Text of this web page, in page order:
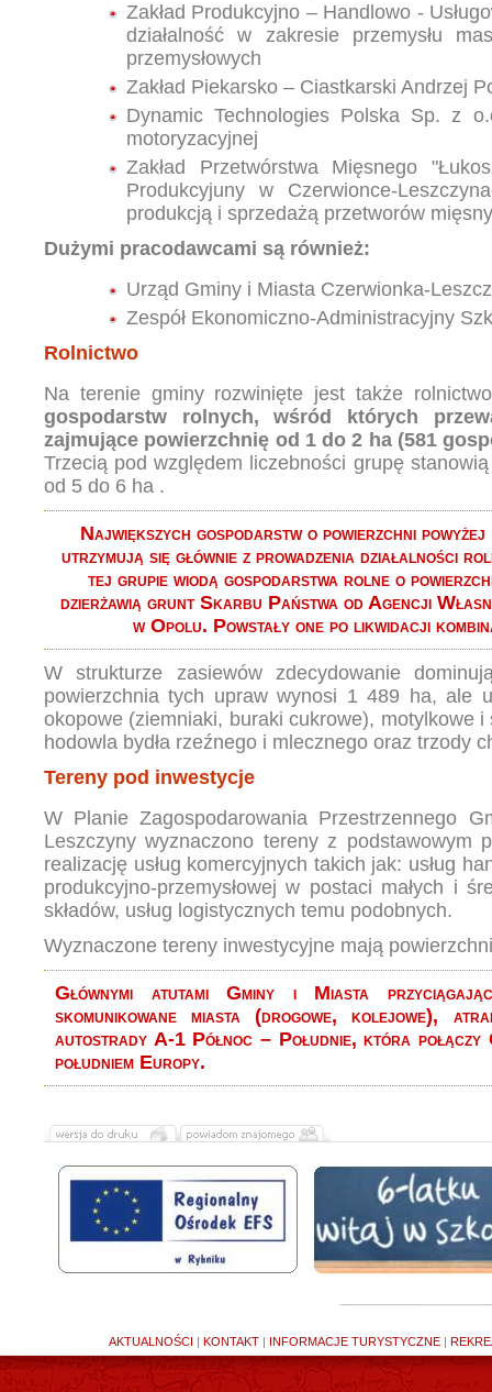
Zakład Produkcyjno – Handlowo -
działalność w zakresie przemysłu
przemysłowych
Zakład Piekarsko – Ciastkarski Andrzej
Dynamic Technologies Polska Sp. z
motoryzacyjnej
Zakład Przetwórstwa Mięsnego
Produkcyjuny w Czerwionce-
produkcją i sprzedażą przetworów
Dużymi pracodawcami są również:
Urząd Gminy i Miasta Czerwionka-
Zespół Ekonomiczno-Administracyjny
Rolnictwo
Na terenie gminy rozwinięte jest także
gospodarstw rolnych, wśród których
zajmujące powierzchnię od 1 do 2 ha (581
Trzecią pod względem liczebności grupę
od 5 do 6 ha .
Największych gospodarstw o powierzchni
utrzymują się głównie z prowadzenia działalności
tej grupie wiodą gospodarstwa rolne o
dzierżawią grunt Skarbu Państwa od Agencji
w Opolu. Powstały one po likwidacji
W strukturze zasiewów zdecydowanie
powierzchnia tych upraw wynosi 1 489 ha, ale
okopowe (ziemniaki, buraki cukrowe), motylkowe
hodowla bydła rzeźnego i mlecznego oraz trzody
Tereny pod inwestycje
W Planie Zagospodarowania Przestrzennego
Leszczyny wyznaczono tereny z podstawowym
realizację usług komercyjnych takich jak: usług
produkcyjno-przemysłowej w postaci małych i
składów, usług logistycznych temu podobnych.
Wyznaczone tereny inwestycyjne mają
Głównymi atutami Gminy i Miasta
skomunikowane miasta (drogowe, kolejowe),
autostrady A-1 Północ – Południe, która
południem Europy.
AKTUALNOŚCI | KONTAKT | INFORMACJE TURYSTYCZNE |